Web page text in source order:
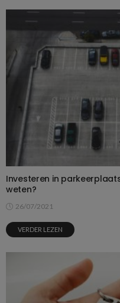
Investeren in
weten?
26/07/2021
VERDER LEZEN